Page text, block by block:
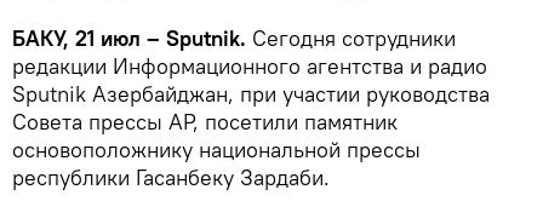
БАКУ, 21 июл – Sputnik. Сегодня сотрудники
редакции Информационного агентства и радио
Sputnik Азербайджан, при участии руководства
Совета прессы АР, посетили памятник
основоположнику национальной прессы
республики Гасанбеку Зардаби.